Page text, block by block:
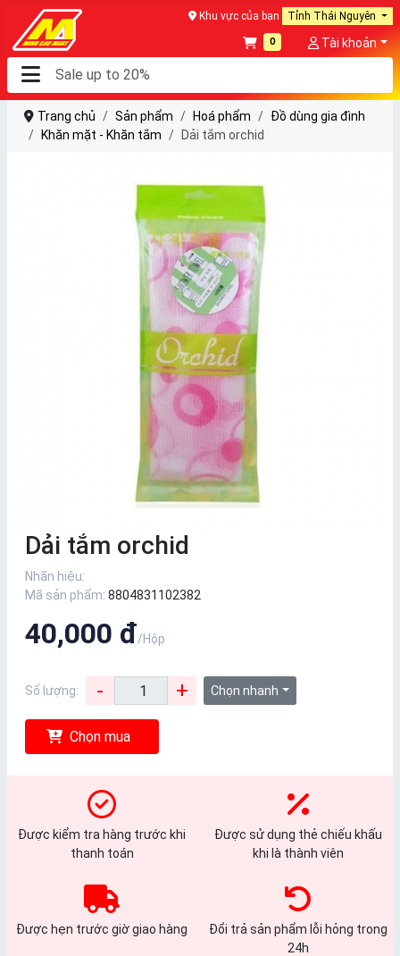
Khu vực của bạn Tỉnh Thái Nguyên
0 Tài khoản
Trang chủ Sản phẩm Hoá phẩm
Đồ dùng gia đình
Khăn mặt - Khăn tắm
Dải tắm orchid
Dải tắm orchid
Nhãn hiệu:
Mã sản phẩm: 8804831102382
40,000 đ/Hộp
Số lượng: - + Chọn nhanh
Chọn mua
Được kiểm tra hàng trước khi
thanh toán
Được sử dụng thẻ chiếu khấu
khi là thành viên
Được hẹn trước giờ giao hàng
Đổi trả sản phẩm lỗi hỏng trong
24h